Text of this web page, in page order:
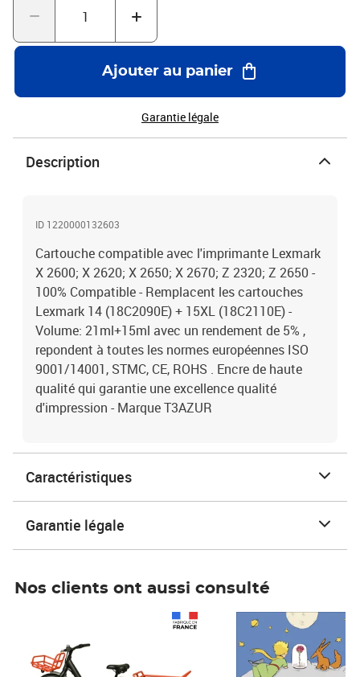
Ajouter au panier
Garantie légale
Description
ID 1220000132603
Cartouche compatible avec l'imprimante Lexmark
X 2600; X 2620; X 2650; X 2670; Z 2320; Z 2650 -
100% Compatible - Remplacent les cartouches
Lexmark 14 (18C2090E) + 15XL (18C2110E) -
Volume: 21ml+15ml avec un rendement de 5% ,
repondent à toutes les normes européennes ISO
9001/14001, STMC, CE, ROHS . Encre de haute
qualité qui garantie une excellence qualité
d'impression - Marque T3AZUR
Caractéristiques
Garantie légale
Nos clients ont aussi consulté
Prix 7,50€